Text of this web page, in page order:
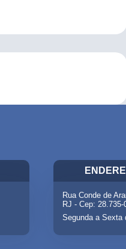
Rua Conde de
RJ - Cep: 28.735-
Segunda a Sexta